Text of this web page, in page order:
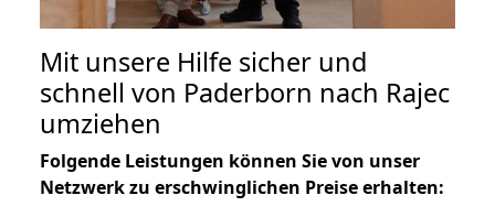
Mit unsere Hilfe sicher und
schnell von Paderborn nach Rajec
umziehen
Folgende Leistungen können Sie von unser
Netzwerk zu erschwinglichen Preise erhalten: